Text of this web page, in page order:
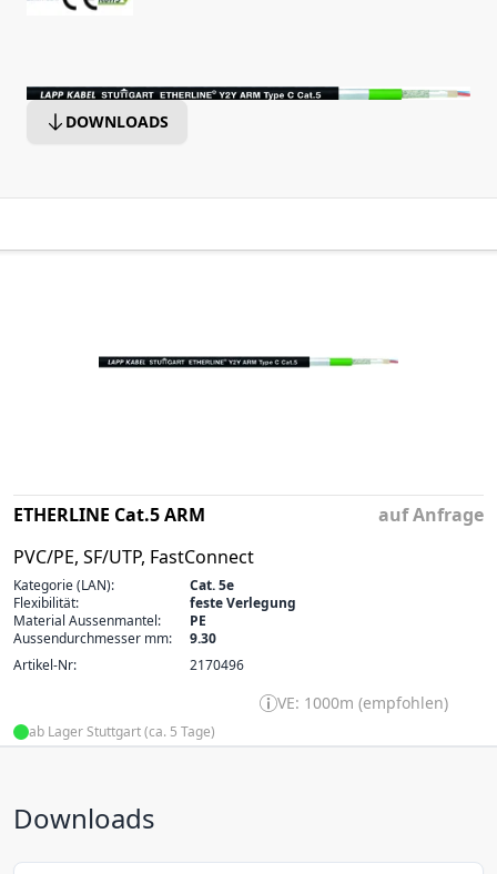
DOWNLOADS
ETHERLINE Cat.5 ARM
PVC/PE, SF/UTP, FastConnect
auf Anfrage
Kategorie (LAN):
Cat. 5e
Flexibilität:
feste Verlegung
Material Aussenmantel:
PE
Aussendurchmesser mm:
9.30
Artikel-Nr:
2170496
VE: 1000m (empfohlen)
ab Lager Stuttgart (ca. 5 Tage)
Downloads